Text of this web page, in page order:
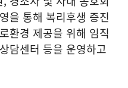
을 통해 복리후생 증진
환경 제공을 위해 임직
담센터 등을 운영하고